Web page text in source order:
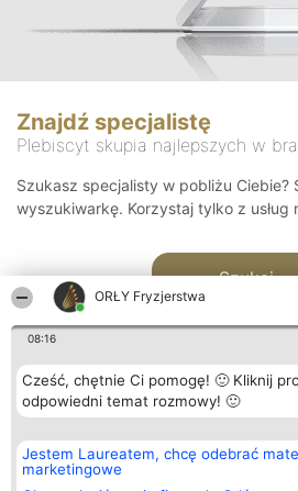
ORŁY Fryzjerstwa
08:16
Cześć, chętnie Ci pomogę! 🙂 Kliknij
odpowiedni temat rozmowy! 🙂
Jestem Laureatem, chcę odebrać
marketingowe
Znajdź specjalistę
Plebiscyt skupia najlepszych w
Szukasz specjalisty w pobliżu Ciebie?
wyszukiwarkę. Korzystaj tylko z usług
Szukaj
Organizator plebiscytu
Bright Side Solutions sp. z o.
o. sp. k.
ul. Ruska 22
Plebiscyt
Laureaci
wszystkich